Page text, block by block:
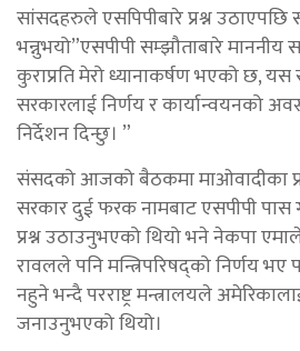
सांसदहरुले एसपिपीबारे प्रश्न
भन्नुभयो”एसपीपी सम्झौताबारे
कुराप्रति मेरो ध्यानाकर्षण भएको छ,
सरकारलाई निर्णय र कार्यान्वयनको
निर्देशन दिन्छु। ”
संसदको आजको बैठकमा
सरकार दुई फरक नामबाट एसपीपी पास
प्रश्न उठाउनुभएको थियो भने नेकपा
रावलले पनि मन्त्रिपरिषद्को निर्णय भए
नहुने भन्दै परराष्ट्र मन्त्रालयले
जनाउनुभएको थियो।